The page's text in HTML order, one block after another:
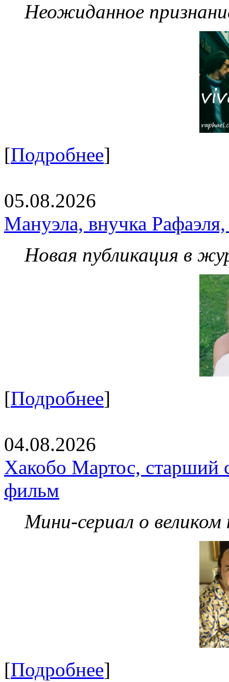
Неожиданное
[Подробнее]
05.08.2026
Мануэла, внучка
Новая публикация в
[Подробнее]
04.08.2026
Хакобо Мартос, старший
фильм
Мини-сериал о великом
[Подробнее]